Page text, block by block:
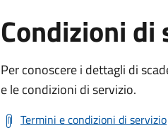
Condizioni di
Per conoscere i dettagli di
e le condizioni di servizio.
Termini e condizioni di servizio